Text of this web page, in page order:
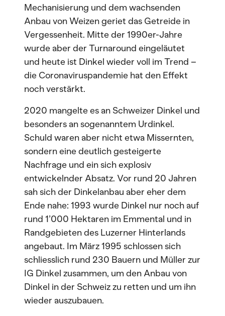
Mechanisierung und dem wachsenden
Anbau von Weizen geriet das Getreide in
Vergessenheit. Mitte der 1990er-Jahre
wurde aber der Turnaround eingeläutet
und heute ist Dinkel wieder voll im Trend –
die Coronaviruspandemie hat den Effekt
noch verstärkt.
2020 mangelte es an Schweizer Dinkel und
besonders an sogenanntem Urdinkel.
Schuld waren aber nicht etwa Missernten,
sondern eine deutlich gesteigerte
Nachfrage und ein sich explosiv
entwickelnder Absatz. Vor rund 20 Jahren
sah sich der Dinkelanbau aber eher dem
Ende nahe: 1993 wurde Dinkel nur noch auf
rund 1’000 Hektaren im Emmental und in
Randgebieten des Luzerner Hinterlands
angebaut. Im März 1995 schlossen sich
schliesslich rund 230 Bauern und Müller zur
IG Dinkel zusammen, um den Anbau von
Dinkel in der Schweiz zu retten und um ihn
wieder auszubauen.